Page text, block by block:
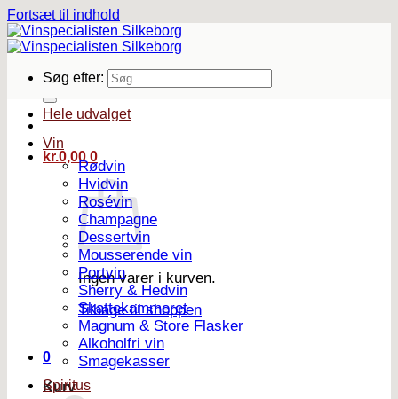
Fortsæt til indhold
Søg efter:
kr.0,00 0
Ingen varer i kurven.
Tilbage til shoppen
0
Kurv
Hele udvalget
Vin
Rødvin
Hvidvin
Rosévin
Champagne
Dessertvin
Mousserende vin
Portvin
Sherry & Hedvin
Skattekammeret
Magnum & Store Flasker
Alkoholfri vin
Smagekasser
Spiritus